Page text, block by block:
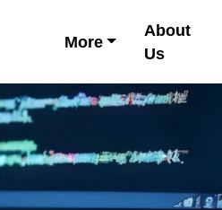
More
About
Us